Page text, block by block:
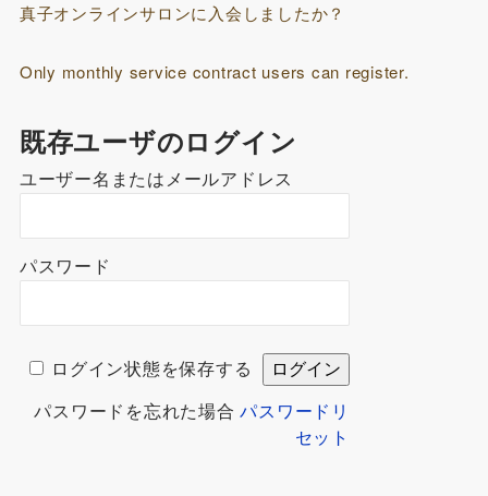
真子オンラインサロンに入会しましたか？
Only monthly service contract users can register.
既存ユーザのログイン
ユーザー名またはメールアドレス
パスワード
ログイン状態を保存する
パスワードを忘れた場合パスワードリ
セット